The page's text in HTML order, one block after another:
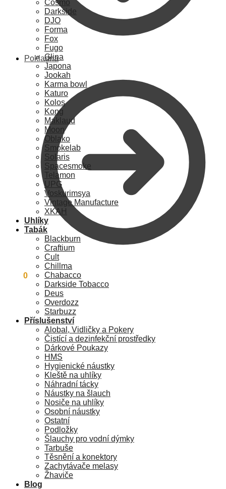
Pokladna
0
Cosmo
Darkside
DJO
Forma
Fox
Fugo
Glina
Japona
Jookah
Karma bowl
Katuro
Kolos
Kong
Maklaud
Moon
Oblako
Smokelab
Solaris
Spacesmoke
Telamon
UPG
Voskurimsya
Vintage Manufacture
XKAH
Uhlíky
Tabák
Blackburn
Craftium
Cult
Chillma
Chabacco
Darkside Tobacco
Deus
Overdozz
Starbuzz
Příslušenství
Alobal, Vidličky a Pokery
Čistící a dezinfekční prostředky
Dárkové Poukazy
HMS
Hygienické náustky
Kleště na uhlíky
Náhradní tácky
Náustky na šlauch
Nosiče na uhlíky
Osobní náustky
Ostatní
Podložky
Šlauchy pro vodní dýmky
Tarbuše
Těsnění a konektory
Zachytávače melasy
Žhaviče
Blog